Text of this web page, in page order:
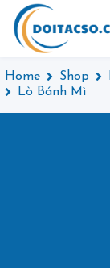
Home Shop
Lò Bánh Mì